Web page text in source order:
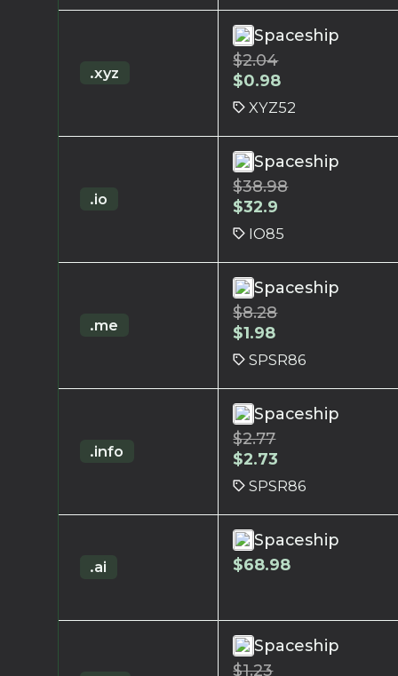
.xyz
Spaceship
$2.04
$0.98
XYZ52
.io
Spaceship
$38.98
$32.9
IO85
.me
Spaceship
$8.28
$1.98
SPSR86
.info
Spaceship
$2.77
$2.73
SPSR86
.ai
Spaceship
$68.98
Spaceship
$1.23